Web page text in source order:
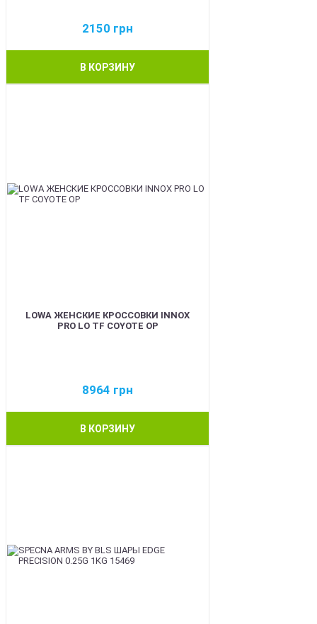
2150 грн
В КОРЗИНУ
LOWA ЖЕНСКИЕ КРОССОВКИ INNOX
PRO LO TF COYOTE OP
8964 грн
В КОРЗИНУ